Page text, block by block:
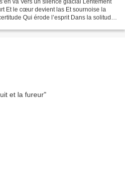
Et le cœur devient las Et sournoise la
Qui érode l’esprit Dans la solitude